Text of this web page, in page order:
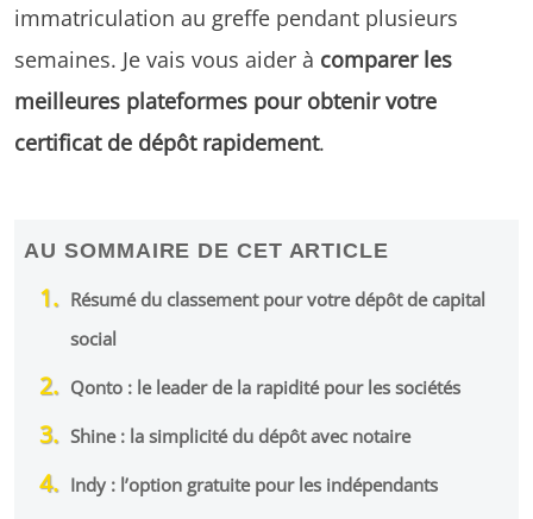
immatriculation au greffe pendant plusieurs
semaines. Je vais vous aider à comparer les
meilleures plateformes pour obtenir votre
certificat de dépôt rapidement.
AU SOMMAIRE DE CET ARTICLE
Résumé du classement pour votre dépôt de capital
social
Qonto : le leader de la rapidité pour les sociétés
Shine : la simplicité du dépôt avec notaire
Indy : l’option gratuite pour les indépendants